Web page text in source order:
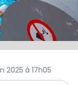
2025 à 17h05